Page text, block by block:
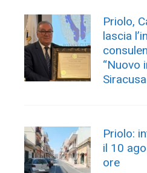
Priolo,
lascia
“Nuovo
Priolo:
il 10
ore